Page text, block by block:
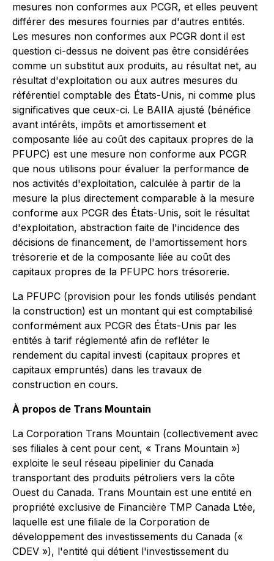
mesures non conformes aux PCGR, et elles peuvent
différer des mesures fournies par d'autres entités.
Les mesures non conformes aux PCGR dont il est
question ci-dessus ne doivent pas être considérées
comme un substitut aux produits, au résultat net, au
résultat d'exploitation ou aux autres mesures du
référentiel comptable des États-Unis, ni comme plus
significatives que ceux-ci. Le BAIIA ajusté (bénéfice
avant intérêts, impôts et amortissement et
composante liée au coût des capitaux propres de la
PFUPC) est une mesure non conforme aux PCGR
que nous utilisons pour évaluer la performance de
nos activités d'exploitation, calculée à partir de la
mesure la plus directement comparable à la mesure
conforme aux PCGR des États-Unis, soit le résultat
d'exploitation, abstraction faite de l'incidence des
décisions de financement, de l'amortissement hors
trésorerie et de la composante liée au coût des
capitaux propres de la PFUPC hors trésorerie.
La PFUPC (provision pour les fonds utilisés pendant
la construction) est un montant qui est comptabilisé
conformément aux PCGR des États-Unis par les
entités à tarif réglementé afin de refléter le
rendement du capital investi (capitaux propres et
capitaux empruntés) dans les travaux de
construction en cours.
À propos de Trans Mountain
La Corporation Trans Mountain (collectivement avec
ses filiales à cent pour cent, « Trans Mountain »)
exploite le seul réseau pipelinier du Canada
transportant des produits pétroliers vers la côte
Ouest du Canada. Trans Mountain est une entité en
propriété exclusive de Financière TMP Canada Ltée,
laquelle est une filiale de la Corporation de
développement des investissements du Canada («
CDEV »), l'entité qui détient l'investissement du